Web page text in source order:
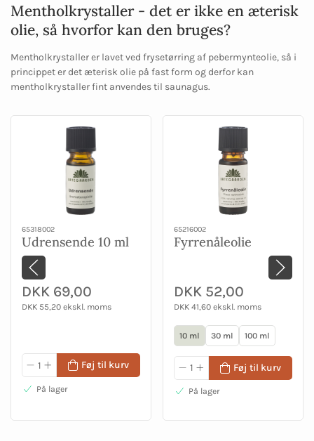
Mentholkrystaller - det er ikke en æterisk
olie, så hvorfor kan den bruges?
Mentholkrystaller er lavet ved frysetørring af pebermynteolie, så i
princippet er det æterisk olie på fast form og derfor kan
mentholkrystaller fint anvendes til saunagus.
65318002
Udrensende 10 ml
DKK 69,00
DKK 55,20 ekskl. moms
Føj til kurv
På lager
65216002
Fyrrenåleolie
DKK 52,00
DKK 41,60 ekskl. moms
10 ml 30 ml 100 ml
Føj til kurv
På lager